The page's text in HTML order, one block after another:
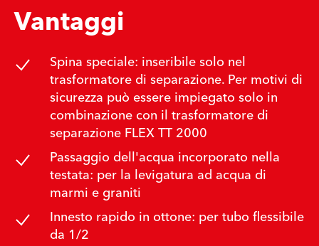
Vantaggi
Spina speciale: inseribile solo nel
trasformatore di separazione. Per motivi di
sicurezza può essere impiegato solo in
combinazione con il trasformatore di
separazione FLEX TT 2000
Passaggio dell'acqua incorporato nella
testata: per la levigatura ad acqua di
marmi e graniti
Innesto rapido in ottone: per tubo flessibile
da 1/2